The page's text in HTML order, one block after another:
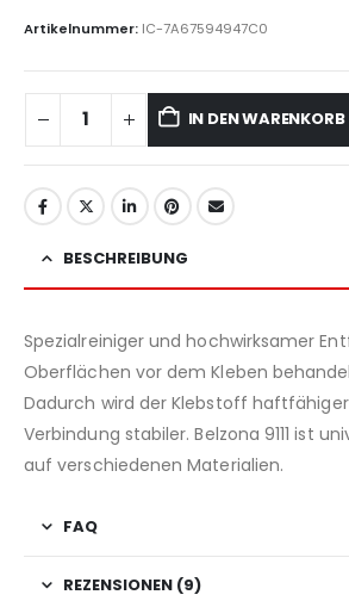
Artikelnummer: IC-7A67594947C0
IN DEN WARENKORB
BESCHREIBUNG
Spezialreiniger und hochwirksamer
Oberflächen vor dem Kleben
Dadurch wird der Klebstoff
Verbindung stabiler. Belzona 9111 ist
auf verschiedenen Materialien.
FAQ
REZENSIONEN (9)